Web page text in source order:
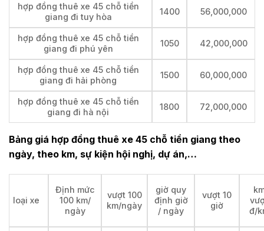
hợp đồng thuê xe 45 chỗ tiền
giang đi tuy hòa
1400 56,000,000
hợp đồng thuê xe 45 chỗ tiền
giang đi phú yên
1050 42,000,000
hợp đồng thuê xe 45 chỗ tiền
giang đi hải phòng
1500 60,000,000
hợp đồng thuê xe 45 chỗ tiền
giang đi hà nội
1800 72,000,000
Bảng giá hợp đồng thuê xe 45 chỗ tiền giang theo
ngày, theo km, sự kiện hội nghị, dự án,…
loại xe
Định mức
100 km/
ngày
vượt 100
km/ngày
giờ quy
định giờ
/ ngày
vượt 10
giờ
đ/